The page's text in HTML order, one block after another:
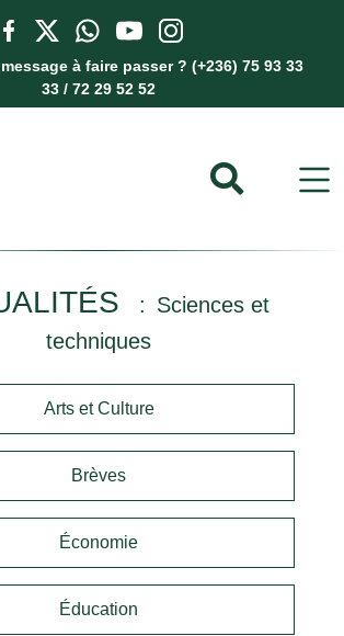
à faire passer ? (+236) 75 93 33
33 / 72 29 52 52
Sciences et
techniques
Arts et Culture
Brèves
Économie
Éducation